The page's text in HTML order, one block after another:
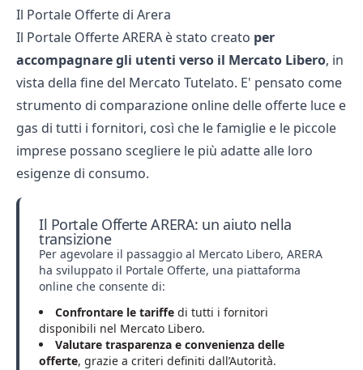
Il Portale Offerte di Arera
Il Portale Offerte ARERA è stato creato per
accompagnare gli utenti verso il Mercato Libero, in
vista della fine del Mercato Tutelato. E' pensato come
strumento di comparazione online delle offerte luce e
gas di tutti i fornitori, così che le famiglie e le piccole
imprese possano scegliere le più adatte alle loro
esigenze di consumo.
Il Portale Offerte ARERA: un aiuto nella
transizione
Per agevolare il passaggio al Mercato Libero, ARERA
ha sviluppato il Portale Offerte, una piattaforma
online che consente di:
Confrontare le tariffe di tutti i fornitori
disponibili nel Mercato Libero.
Valutare trasparenza e convenienza delle
offerte, grazie a criteri definiti dall’Autorità.